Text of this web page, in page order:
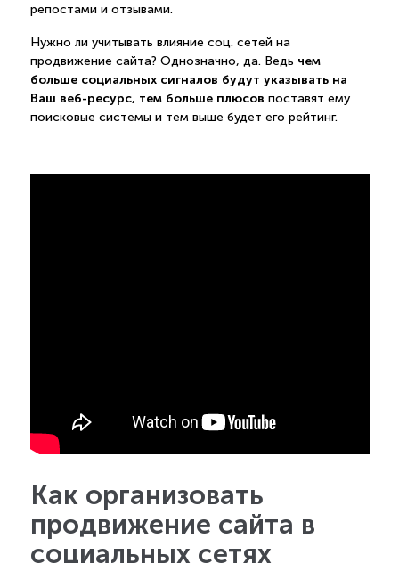
репостами и отзывами.
Нужно ли учитывать влияние соц. сетей на
продвижение сайта? Однозначно, да. Ведь чем
больше социальных сигналов будут указывать на
Ваш веб-ресурс, тем больше плюсов поставят ему
поисковые системы и тем выше будет его рейтинг.
Как организовать
продвижение сайта в
социальных сетях